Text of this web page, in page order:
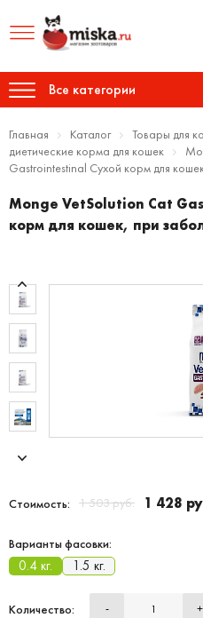
Все категории
Главная Каталог Товары для
диетические корма для кошек
Gastrointestinal Сухой корм для
Monge VetSolution Cat
корм для кошек, при
Стоимость: 1 503 руб. 1 428
Варианты фасовки:
0.4 кг. 1.5 кг.
Количество: - +